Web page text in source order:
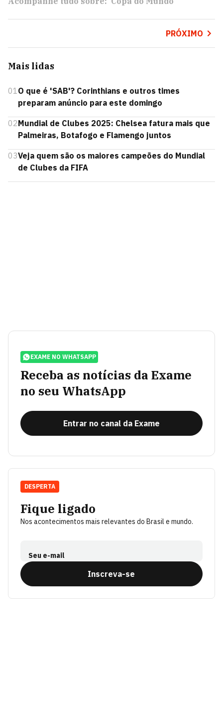
PRÓXIMO
Mais lidas
01O que é 'SAB'? Corinthians e outros times
preparam anúncio para este domingo
02Mundial de Clubes 2025: Chelsea fatura mais que
Palmeiras, Botafogo e Flamengo juntos
03Veja quem são os maiores campeões do Mundial
de Clubes da FIFA
EXAME NO WHATSAPP
Receba as notícias da Exame
no seu WhatsApp
Entrar no canal da Exame
Fique ligado
Nos acontecimentos mais relevantes do Brasil e mundo.
Seu e-mail
Inscreva-se
DESPERTA